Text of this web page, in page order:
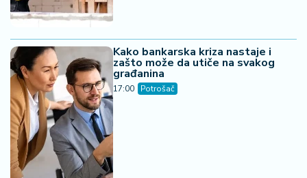
Kako bankarska kriza nastaje i
zašto može da utiče na svakog
građanina
17:00 Potrošač